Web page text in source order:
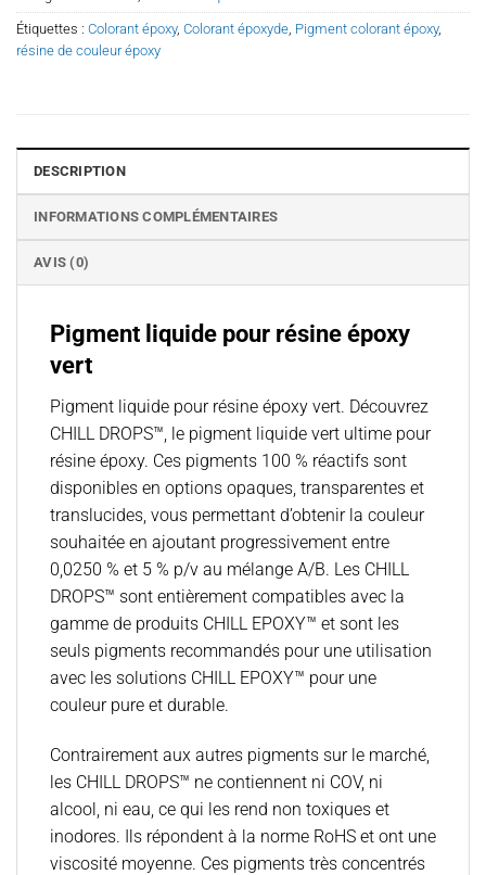
Étiquettes : Colorant époxy, Colorant époxyde Pigment colorant époxy,
résine de couleur époxy
DESCRIPTION
INFORMATIONS COMPLÉMENTAIRES
AVIS (0)
Pigment liquide pour résine époxy
vert
Pigment liquide pour résine époxy vert. Découvrez
CHILL DROPS™, le pigment liquide vert ultime pour
résine époxy. Ces pigments 100 % réactifs sont
disponibles en options opaques, transparentes et
translucides, vous permettant d’obtenir la couleur
souhaitée en ajoutant progressivement entre
0,0250 % et 5 % p/v au mélange A/B. Les CHILL
DROPS™ sont entièrement compatibles avec la
gamme de produits CHILL EPOXY™ et sont les
seuls pigments recommandés pour une utilisation
avec les solutions CHILL EPOXY™ pour une
couleur pure et durable.
Contrairement aux autres pigments sur le marché,
les CHILL DROPS™ ne contiennent ni COV, ni
alcool, ni eau, ce qui les rend non toxiques et
inodores. Ils répondent à la norme RoHS et ont une
viscosité moyenne. Ces pigments très concentrés